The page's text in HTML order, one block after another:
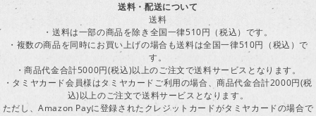
送料・配送について
送料
・送料は一部の商品を除き全国一律510円（税込）です。
・複数の商品を同時にお買い上げの場合も送料は全国一律510円（税込）で
す。
・商品代金合計5000円(税込)以上のご注文で送料サービスとなります。
・タミヤカード会員様はタミヤカードご利用の場合、商品代金合計2000円(税
込)以上のご注文で送料サービスとなります。
ただし、Amazon Payに登録されたクレジットカードがタミヤカードの場合で